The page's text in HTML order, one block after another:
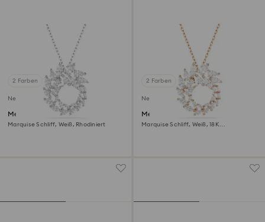
2 Farben
Neu
Mesmera Anhänger
Marquise Schliff, Weiß, Rhodiniert
2 Farben
Neu
Mesmera Anhänger
Marquise Schliff, Weiß, 18K